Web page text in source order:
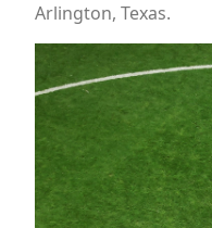
Arlington, Texas.